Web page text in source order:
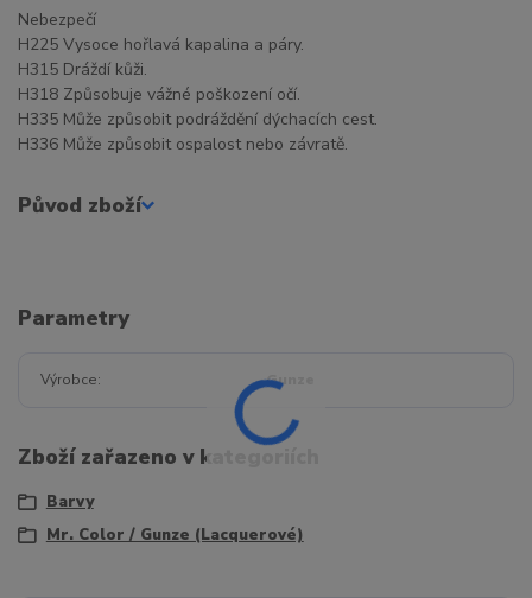
Nebezpečí
H225 Vysoce hořlavá kapalina a páry.
H315 Dráždí kůži.
H318 Způsobuje vážné poškození očí.
H335 Může způsobit podráždění dýchacích cest.
H336 Může způsobit ospalost nebo závratě.
Původ zboží
Parametry
Výrobce Gunze
Zboží zařazeno v kategoriích
Barvy
Mr. Color / Gunze (Lacquerové)